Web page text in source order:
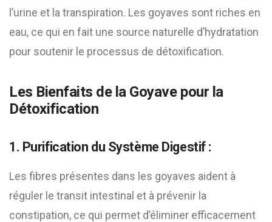
l’urine et la transpiration. Les goyaves sont riches en
eau, ce qui en fait une source naturelle d’hydratation
pour soutenir le processus de détoxification.
Les Bienfaits de la Goyave pour la
Détoxification
1. Purification du Système Digestif :
Les fibres présentes dans les goyaves aident à
réguler le transit intestinal et à prévenir la
constipation, ce qui permet d’éliminer efficacement